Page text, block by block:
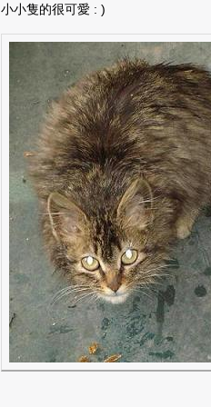
小小隻的很可愛 : )